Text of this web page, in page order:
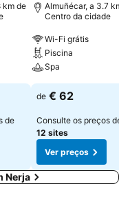
km de
de
Almuñécar, a 3.7
Centro da cidade
Wi-Fi grátis
Piscina
Spa
de € 62
Consulte os preços
12 sites
Ver preços
Nerja